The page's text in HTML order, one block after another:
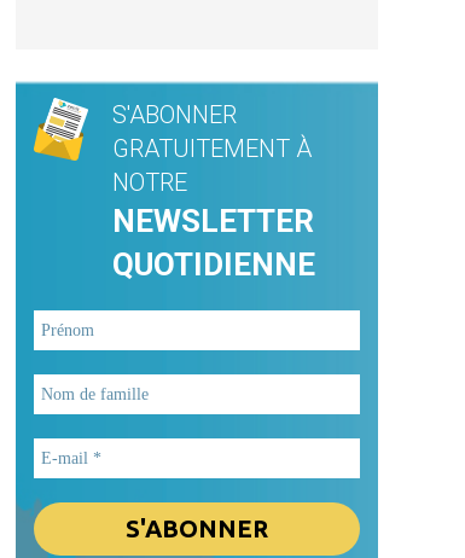
S'ABONNER
GRATUITEMENT À
NOTRE
NEWSLETTER
QUOTIDIENNE